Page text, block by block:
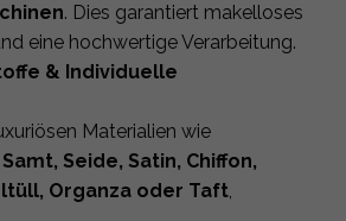
. Dies garantiert makelloses
eine hochwertige Verarbeitung.
& Individuelle
Materialien wie
Seide, Satin, Chiffon,
Organza oder Taft,